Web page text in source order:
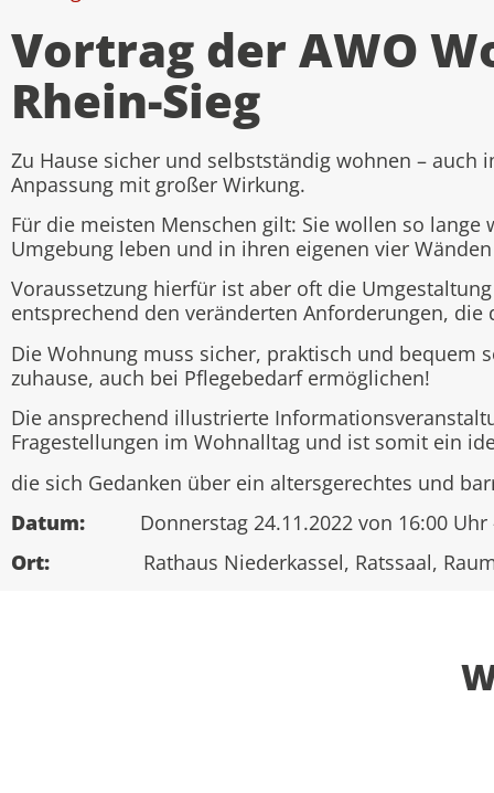
Vortrag der AWO
Rhein-Sieg
Zu Hause sicher und selbstständig wohnen – auch
Anpassung mit großer Wirkung.
Für die meisten Menschen gilt: Sie wollen so
Umgebung leben und in ihren eigenen vier
Voraussetzung hierfür ist aber oft die
entsprechend den veränderten Anforderungen, die
Die Wohnung muss sicher, praktisch und bequem
zuhause, auch bei Pflegebedarf ermöglichen!
Die ansprechend illustrierte
Fragestellungen im Wohnalltag und ist somit ein
die sich Gedanken über ein altersgerechtes und
Datum: Donnerstag 24.11.2022 von 16:00 Uhr
Ort: Rathaus Niederkassel, Ratssaal,